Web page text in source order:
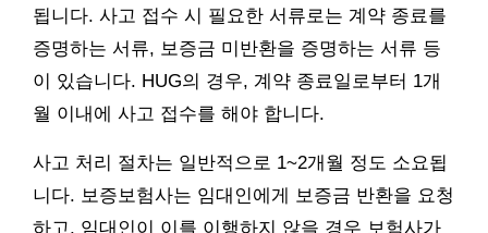
됩니다. 사고 접수 시 필요한 서류로는 계약 종료를
증명하는 서류, 보증금 미반환을 증명하는 서류 등
이 있습니다. HUG의 경우, 계약 종료일로부터 1개
월 이내에 사고 접수를 해야 합니다.
사고 처리 절차는 일반적으로 1~2개월 정도 소요됩
니다. 보증보험사는 임대인에게 보증금 반환을 요청
하고, 임대인이 이를 이행하지 않을 경우 보험사가